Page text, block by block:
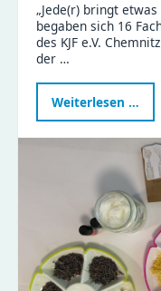
„Jede(r) bringt
begaben sich 16
des KJF e.V.
der …
Weiterlesen …
in
–
KJF-